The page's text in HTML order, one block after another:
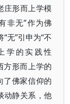
庄形而上学模
非无”作为佛
“无”引申为“不
学的实践性
方形而上学的
了佛家信仰的
动静关系，他